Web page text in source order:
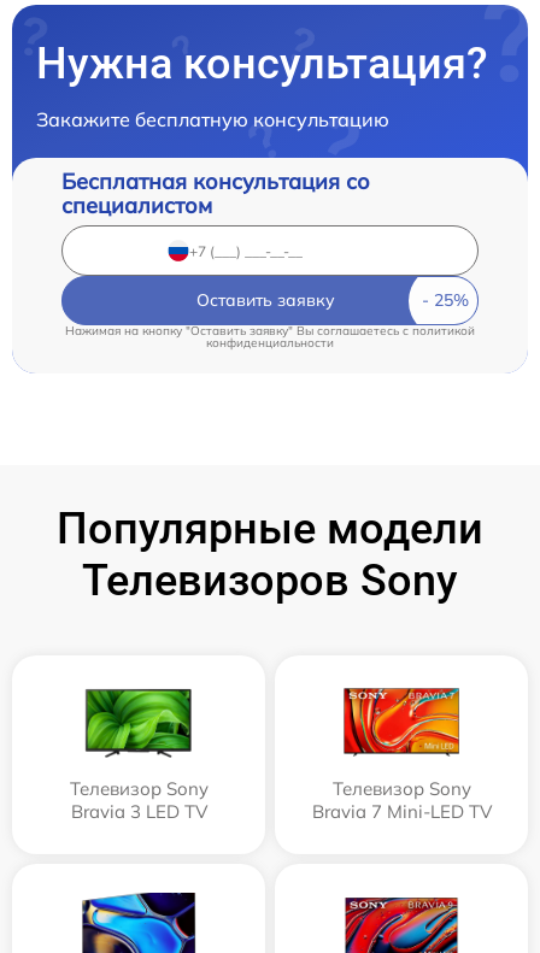
Нужна консультация?
Закажите бесплатную консультацию
Бесплатная консультация со
специалистом
Оставить заявку
Нажимая на кнопку "Оставить заявку" Вы соглашаетесь cполитикой
конфиденциальности
Популярные модели
Телевизоров Sony
Телевизор Sony
Bravia 3 LED TV
Телевизор Sony
Bravia 7 Mini-LED TV